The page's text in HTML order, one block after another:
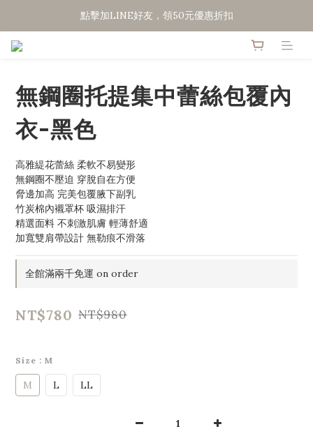
點擊加LINE好友，領50元優惠折扣
點擊加LINE好友，領50元優惠折扣
無鋼圈托提集中蕾絲包覆內
衣-黑色
高雅緹花蕾絲 柔軟不易變形
無鋼圈不壓迫 穿脫自在方便
脅邊加高 完美包覆腋下副乳
竹炭棉內襯罩杯 吸濕排汗
精選面料 不刺激肌膚 輕薄舒適
加寬雙肩帶設計 無勒痕不滑落
全館滿兩千免運 on order
NT$780 NT$980
Size : M
M L LL